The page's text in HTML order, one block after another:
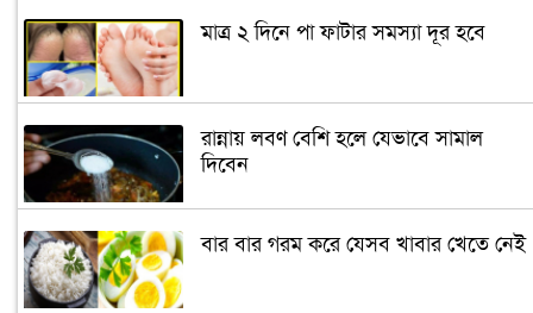
মাত্র ২ দিনে পা ফাটার সমস্যা দূর হবে
রান্নায় লবণ বেশি হলে যেভাবে সামাল
দিবেন
বার বার গরম করে যেসব খাবার খেতে নেই